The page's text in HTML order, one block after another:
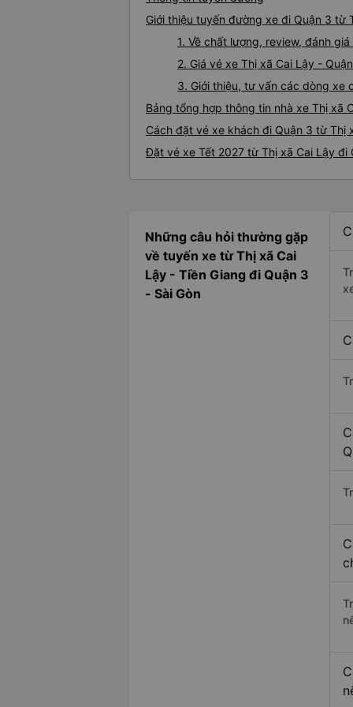
Giới thiệu tuyến đường xe đi Quận 3 từ
1. Về chất lượng, review, đánh
2. Giá vé xe Thị xã Cai Lậy -
3. Giới thiệu, tư vấn các dòng xe
Bảng tổng hợp thông tin nhà xe Thị xã
Cách đặt vé xe khách đi Quận 3 từ Thị
Đặt vé xe Tết 2027 từ Thị xã Cai Lậy đi
Những câu hỏi thường gặp
về tuyến xe từ Thị xã Cai
Lậy - Tiền Giang đi Quận 3
- Sài Gòn